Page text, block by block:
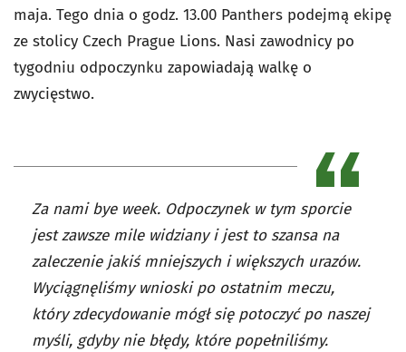
maja. Tego dnia o godz. 13.00 Panthers podejmą ekipę
ze stolicy Czech Prague Lions. Nasi zawodnicy po
tygodniu odpoczynku zapowiadają walkę o
zwycięstwo.
Za nami bye week. Odpoczynek w tym sporcie
jest zawsze mile widziany i jest to szansa na
zaleczenie jakiś mniejszych i większych urazów.
Wyciągnęliśmy wnioski po ostatnim meczu,
który zdecydowanie mógł się potoczyć po naszej
myśli, gdyby nie błędy, które popełniliśmy.